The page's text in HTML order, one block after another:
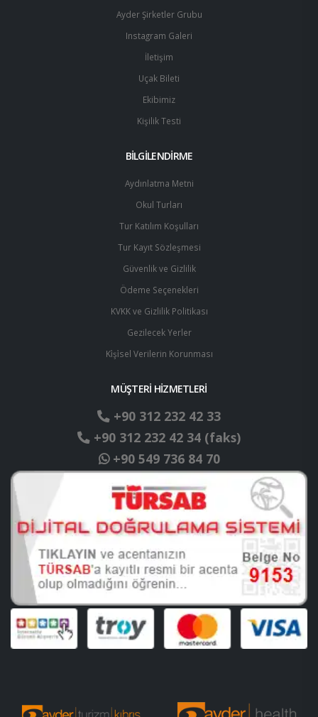
Ayder Şirketler Grubu
Instagram Galeri
İletişim
Uçak Bileti
Ekibimiz
Kişilik Testi
BİLGİLENDİRME
Aydınlatma Metni
Okul Turları
Tur Katılım Koşulları
Tur Kayıt Sözleşmesi
Güvenlik ve Gizlilik
Ödeme Seçenekleri
KVKK ve Gizlilik Politikası
Gezilecek Yerler
Ki̇şi̇sel Verilerin Korunması
MÜŞTERİ HİZMETLERİ
+90 312 232 42 33
+90 312 232 42 34 (faks)
+90 549 736 84 70